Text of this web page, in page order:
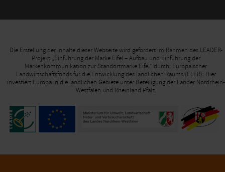
Die Erstellung der Inhalte dieser Webseite wird gefördert im Rahmen des LEADER-
Projekt „Einführung der Marke Eifel – Aufbau und Einführung der
Markenkommunikation zur Standortmarke Eifel“ durch: Europäischer
Landwirtschaftsfonds für die Entwicklung des ländlichen Raums (ELER): Hier
investiert Europa in die ländlichen Gebiete unter Beteiligung der Länder Nordrhein-
Westfalen und Rheinland Pfalz.